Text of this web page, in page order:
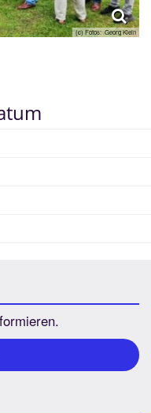
(c) Fotos: Georg Klein